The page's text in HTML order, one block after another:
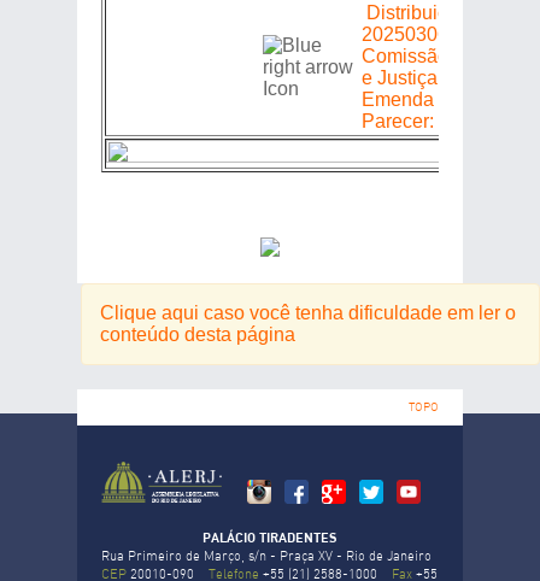
Distribuição =>
20250306580 =>
Comissão de
e Justiça => Relator:
Emenda
Parecer:
Clique aqui caso você tenha dificuldade em ler o
conteúdo desta página
TOPO
PALÁCIO TIRADENTES
Rua Primeiro de Março, s/n - Praça XV - Rio de Janeiro
CEP 20010-090 Telefone +55 (21) 2588-1000 Fax +55